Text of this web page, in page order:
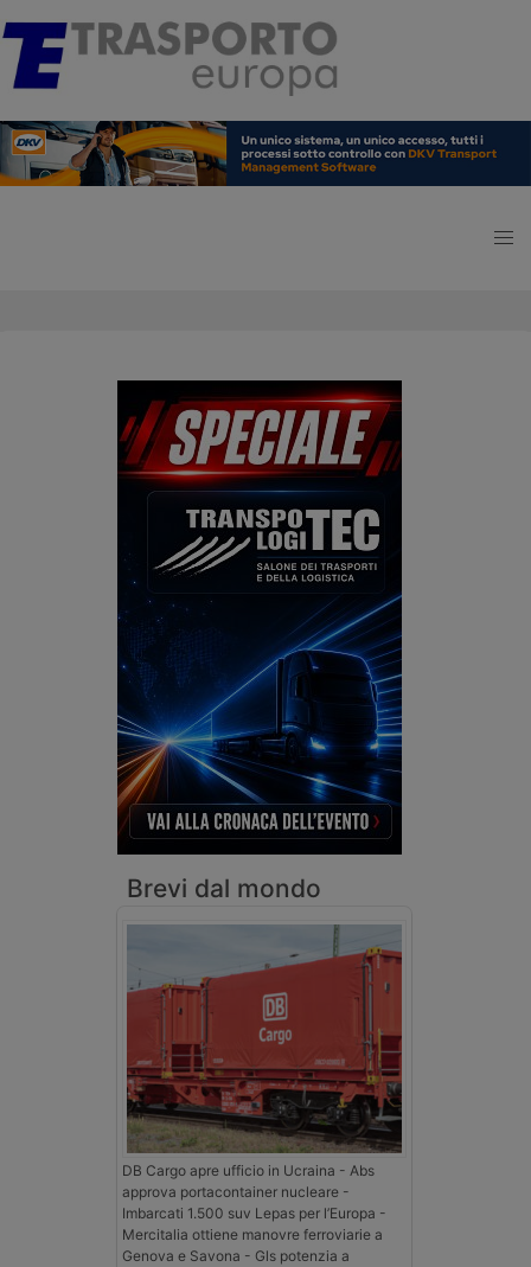
Brevi dal mondo
DB Cargo apre ufficio in Ucraina - Abs
approva portacontainer nucleare -
Imbarcati 1.500 suv Lepas per l’Europa -
Mercitalia ottiene manovre ferroviarie a
Genova e Savona - Gls potenzia a